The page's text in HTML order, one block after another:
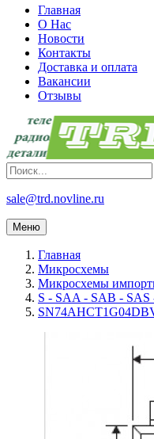
Главная
О Нас
Новости
Контакты
Доставка и оплата
Вакансии
Отзывы
sale@trd.novline.ru
Меню
Главная
Микросхемы
Микросхемы
S - SAA - SAB - SAS